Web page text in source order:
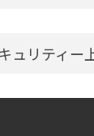
リティー